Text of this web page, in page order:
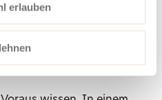
erlauben
Sie